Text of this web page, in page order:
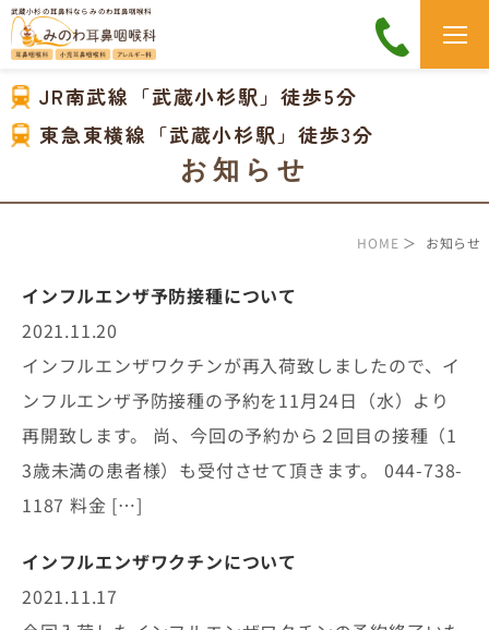
武蔵小杉の耳鼻科なら みのわ耳鼻咽喉科
JR南武線「武蔵小杉駅」徒歩5分
東急東横線「武蔵小杉駅」徒歩3分
お知らせ
HOME ＞ お知らせ
インフルエンザ予防接種について
2021.11.20
インフルエンザワクチンが再入荷致しましたので、イ
ンフルエンザ予防接種の予約を11月24日（水）より
再開致します。 尚、今回の予約から２回目の接種（1
3歳未満の患者様）も受付させて頂きます。 044-738-
1187 料金 […]
インフルエンザワクチンについて
2021.11.17